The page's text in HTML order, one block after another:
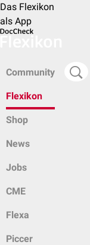
Das Flexikon
als App
Community
Flexikon
Shop
News
Jobs
CME
Flexa
Piccer